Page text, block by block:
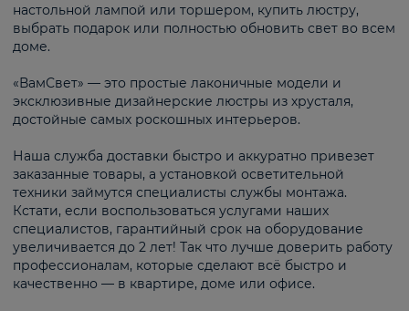
настольной лампой или торшером, купить люстру,
выбрать подарок или полностью обновить свет во всем
доме.
«ВамСвет» — это простые лаконичные модели и
эксклюзивные дизайнерские люстры из хрусталя,
достойные самых роскошных интерьеров.
Наша служба доставки быстро и аккуратно привезет
заказанные товары, а установкой осветительной
техники займутся специалисты службы монтажа.
Кстати, если воспользоваться услугами наших
специалистов, гарантийный срок на оборудование
увеличивается до 2 лет! Так что лучше доверить работу
профессионалам, которые сделают всё быстро и
качественно — в квартире, доме или офисе.